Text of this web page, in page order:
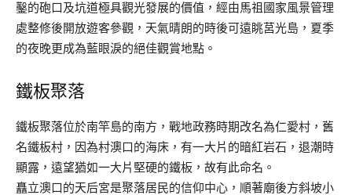
鑿的砲口及坑道極具觀光發展的價值，經由馬祖國家風景管理
處整修後開放遊客參觀，天氣晴朗的時後可遠眺莒光島，夏季
的夜晚更成為藍眼淚的絕佳觀賞地點。
鐵板聚落
鐵板聚落位於南竿島的南方，戰地政務時期改名為仁愛村，舊
名鐵板村，因為村澳口的海床，有一大片的暗紅岩石，退潮時
顯露，遠望猶如一大片堅硬的鐵板，故有此命名。
矗立澳口的天后宮是聚落居民的信仰中心，順著廟後方斜坡小